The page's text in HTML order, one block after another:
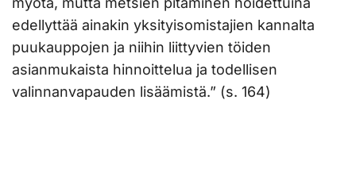
edellyttää ainakin yksityisomistajien kannalta
puukauppojen ja niihin liittyvien töiden
asianmukaista hinnoittelua ja todellisen
valinnanvapauden lisäämistä.” (s. 164)